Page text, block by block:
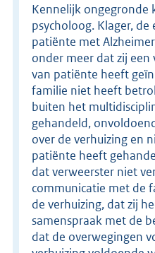
Kennelijk ongegronde
psycholoog. Klager,
patiënte met
onder meer dat zij
van patiënte heeft
familie niet heeft
buiten het
gehandeld,
over de verhuizing en
patiënte heeft
dat verweerster niet
communicatie met de
de verhuizing, dat zij
samenspraak met de
dat de overwegingen